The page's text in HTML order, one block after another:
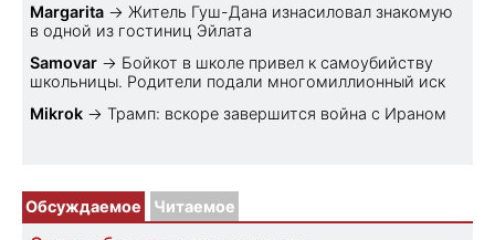
Margarita → Житель Гуш-Дана изнасиловал знакомую
в одной из гостиниц Эйлата
Samovar → Бойкот в школе привел к самоубийству
школьницы. Родители подали многомиллионный иск
Mikrok → Трамп: вскоре завершится война с Ираном
Обсуждаемое Читаемое